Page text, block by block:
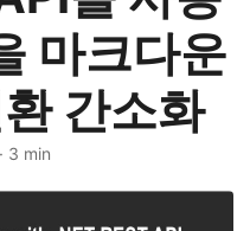
마크다운
간소화
3 min